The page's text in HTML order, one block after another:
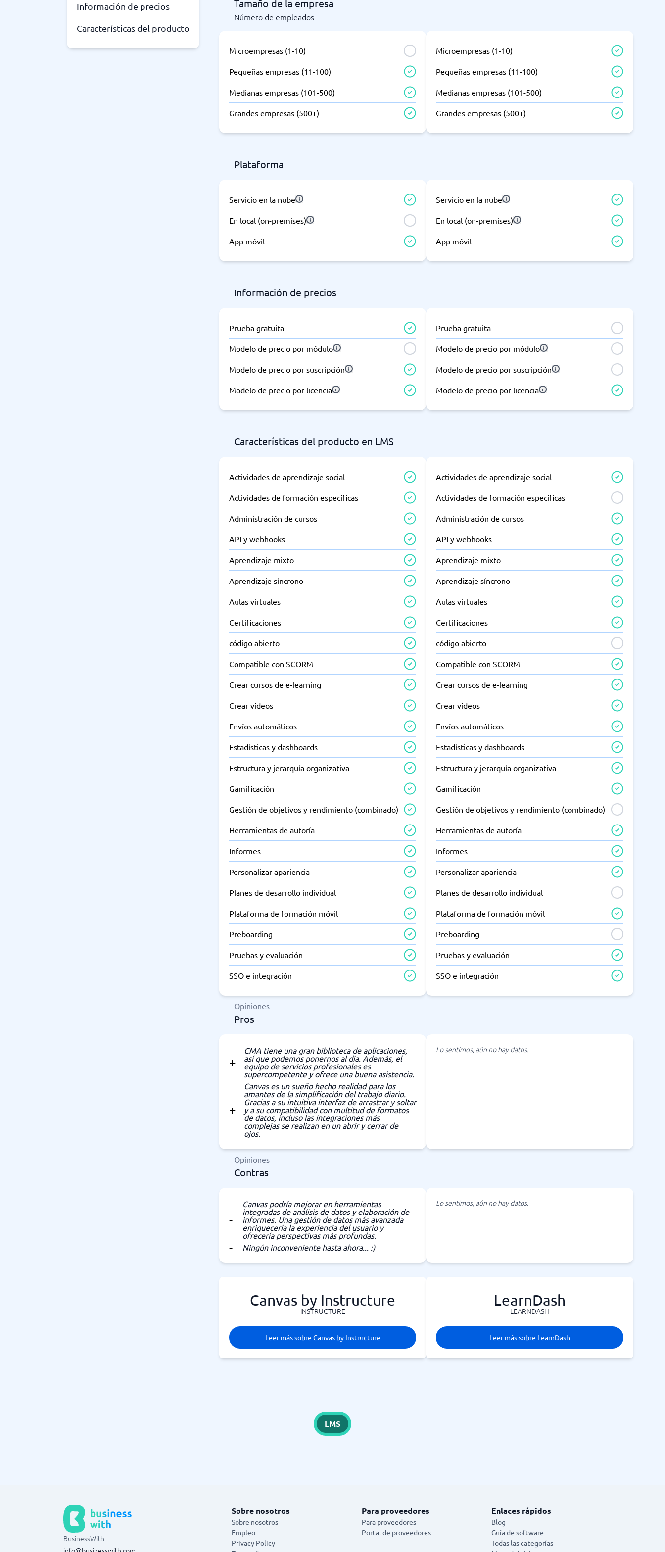
Información de precios
Características del producto
Tamaño de la empresa
Número de empleados
Microempresas (1-10)
Pequeñas empresas (11-100)
Medianas empresas (101-500)
Grandes empresas (500+)
Microempresas (1-10)
Pequeñas empresas (11-100)
Medianas empresas (101-500)
Grandes empresas (500+)
Plataforma
Servicio en la nube
En local (on-premises)
App móvil
Servicio en la nube
En local (on-premises)
App móvil
Información de precios
Prueba gratuita
Modelo de precio por módulo
Modelo de precio por suscripción
Modelo de precio por licencia
Prueba gratuita
Modelo de precio por módulo
Modelo de precio por suscripción
Modelo de precio por licencia
Características del producto en LMS
Actividades de aprendizaje social
Actividades de formación específicas
Administración de cursos
API y webhooks
Aprendizaje mixto
Aprendizaje síncrono
Aulas virtuales
Certificaciones
código abierto
Compatible con SCORM
Crear cursos de e-learning
Crear vídeos
Envíos automáticos
Estadísticas y dashboards
Estructura y jerarquía organizativa
Gamificación
Gestión de objetivos y rendimiento (combinado)
Herramientas de autoría
Informes
Personalizar apariencia
Planes de desarrollo individual
Plataforma de formación móvil
Preboarding
Pruebas y evaluación
SSO e integración
Actividades de aprendizaje social
Actividades de formación específicas
Administración de cursos
API y webhooks
Aprendizaje mixto
Aprendizaje síncrono
Aulas virtuales
Certificaciones
código abierto
Compatible con SCORM
Crear cursos de e-learning
Crear vídeos
Envíos automáticos
Estadísticas y dashboards
Estructura y jerarquía organizativa
Gamificación
Gestión de objetivos y rendimiento (combinado)
Herramientas de autoría
Informes
Personalizar apariencia
Planes de desarrollo individual
Plataforma de formación móvil
Preboarding
Pruebas y evaluación
SSO e integración
Opiniones
Pros
CMA tiene una gran biblioteca de aplicaciones,
así que podemos ponernos al día. Además, el
equipo de servicios profesionales es
supercompetente y ofrece una buena asistencia.
Canvas es un sueño hecho realidad para los
amantes de la simplificación del trabajo diario.
Gracias a su intuitiva interfaz de arrastrar y soltar
y a su compatibilidad con multitud de formatos
de datos, incluso las integraciones más
complejas se realizan en un abrir y cerrar de
ojos.
Lo sentimos, aún no hay datos.
Opiniones
Contras
Canvas podría mejorar en herramientas
integradas de análisis de datos y elaboración de
informes. Una gestión de datos más avanzada
enriquecería la experiencia del usuario y
ofrecería perspectivas más profundas.
Ningún inconveniente hasta ahora... :)
Lo sentimos, aún no hay datos.
Canvas by Instructure
INSTRUCTURE
Leer más sobre Canvas by Instructure
LearnDash
LEARNDASH
Leer más sobre LearnDash
LMS
BusinessWith
info@businesswith.com
Sobre nosotros
Sobre nosotros
Empleo
Privacy Policy
Para proveedores
Para proveedores
Portal de proveedores
Enlaces rápidos
Blog
Guía de software
Todas las categorías